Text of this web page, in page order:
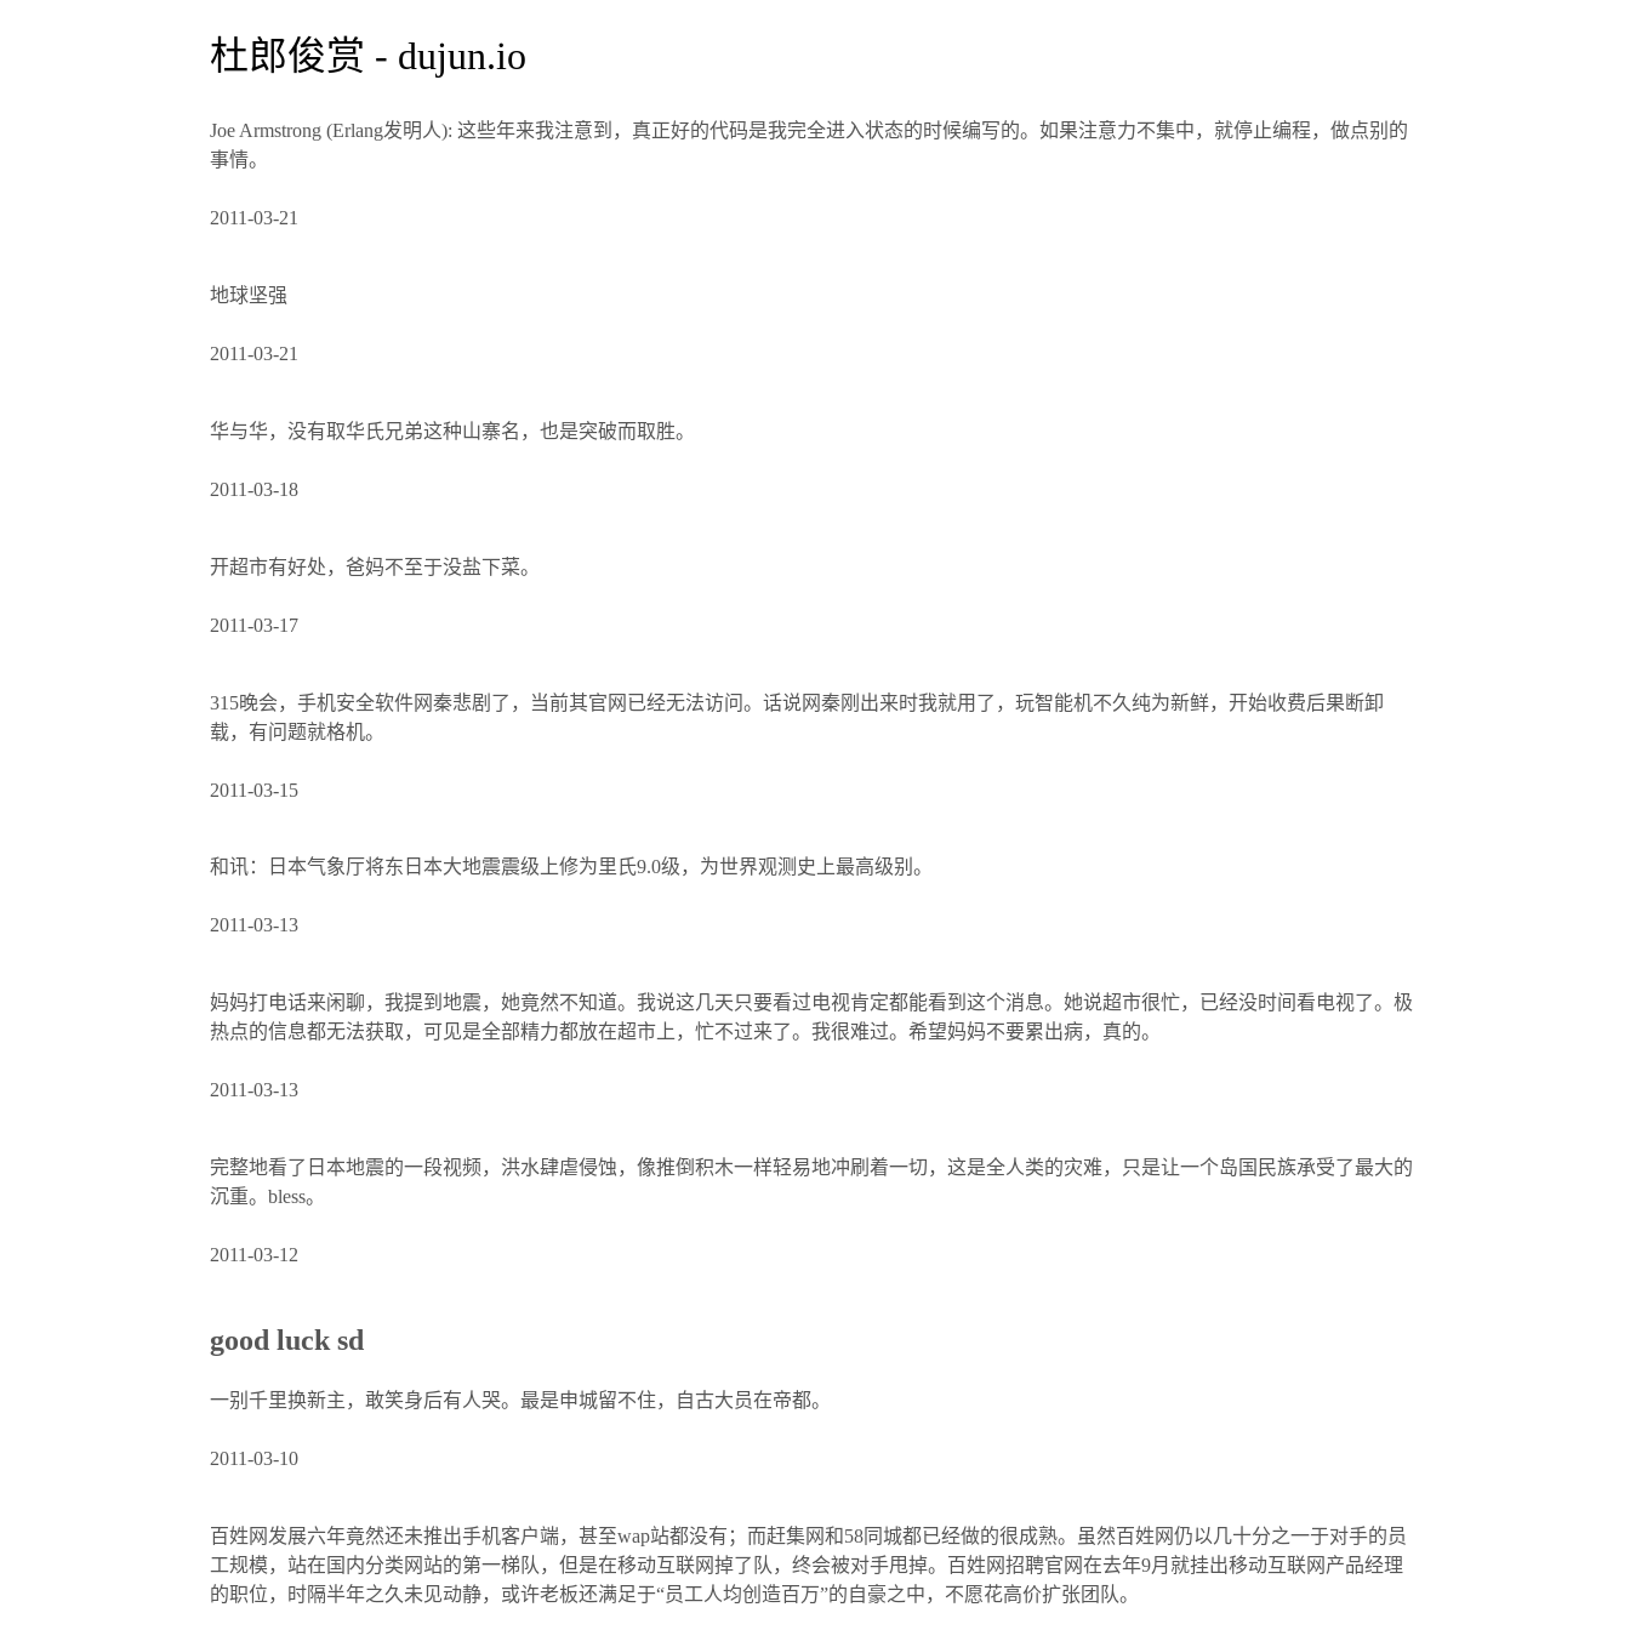
杜郎俊赏 - dujun.io
Joe Armstrong (Erlang发明人): 这些年来我注意到，真正好的代码是我完全进入状态的时候编写的。如果注意力不集中，就停止编程，做点别的
事情。
2011-03-21
地球坚强
2011-03-21
华与华，没有取华氏兄弟这种山寨名，也是突破而取胜。
2011-03-18
开超市有好处，爸妈不至于没盐下菜。
2011-03-17
315晚会，手机安全软件网秦悲剧了，当前其官网已经无法访问。话说网秦刚出来时我就用了，玩智能机不久纯为新鲜，开始收费后果断卸
载，有问题就格机。
2011-03-15
和讯：日本气象厅将东日本大地震震级上修为里氏9.0级，为世界观测史上最高级别。
2011-03-13
妈妈打电话来闲聊，我提到地震，她竟然不知道。我说这几天只要看过电视肯定都能看到这个消息。她说超市很忙，已经没时间看电视了。极
热点的信息都无法获取，可见是全部精力都放在超市上，忙不过来了。我很难过。希望妈妈不要累出病，真的。
2011-03-13
完整地看了日本地震的一段视频，洪水肆虐侵蚀，像推倒积木一样轻易地冲刷着一切，这是全人类的灾难，只是让一个岛国民族承受了最大的
沉重。bless。
2011-03-12
good luck sd
一别千里换新主，敢笑身后有人哭。最是申城留不住，自古大员在帝都。
2011-03-10
百姓网发展六年竟然还未推出手机客户端，甚至wap站都没有；而赶集网和58同城都已经做的很成熟。虽然百姓网仍以几十分之一于对手的员
工规模，站在国内分类网站的第一梯队，但是在移动互联网掉了队，终会被对手甩掉。百姓网招聘官网在去年9月就挂出移动互联网产品经理
的职位，时隔半年之久未见动静，或许老板还满足于“员工人均创造百万”的自豪之中，不愿花高价扩张团队。